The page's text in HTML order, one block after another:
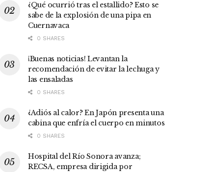
¿Qué ocurrió tras el estallido? Esto se
sabe de la explosión de una pipa en
Cuernavaca
0 SHARES
¡Buenas noticias! Levantan la
recomendación de evitar la lechuga y
las ensaladas
0 SHARES
¿Adiós al calor? En Japón presenta una
cabina que enfría el cuerpo en minutos
0 SHARES
Hospital del Río Sonora avanza;
RECSA, empresa dirigida por